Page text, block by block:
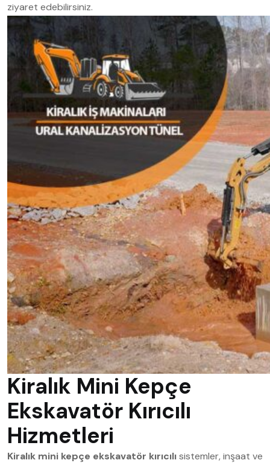
ziyaret edebilirsiniz.
Kiralık Mini Kepçe
Ekskavatör Kırıcılı
Hizmetleri
Kiralık mini kepçe ekskavatör kırıcılısistemler, inşaat ve